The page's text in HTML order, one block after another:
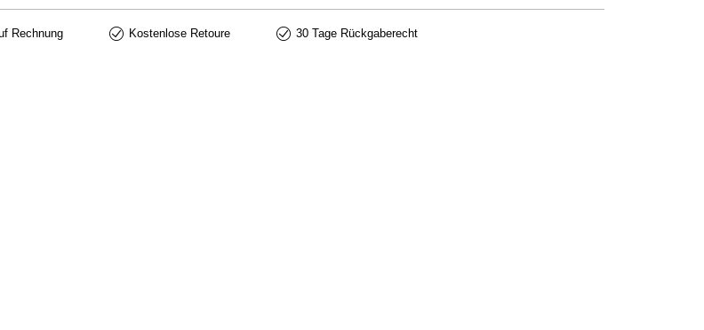
Rechnung Kostenlose Retoure 30 Tage Rückgaberecht